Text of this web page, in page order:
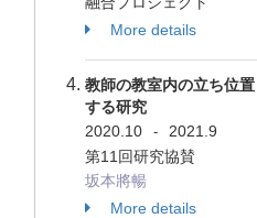
More details
教師の教室内の立ち位
する研究
2020.10
-
2021.9
第11回研究協賛
坂本將暢
More details